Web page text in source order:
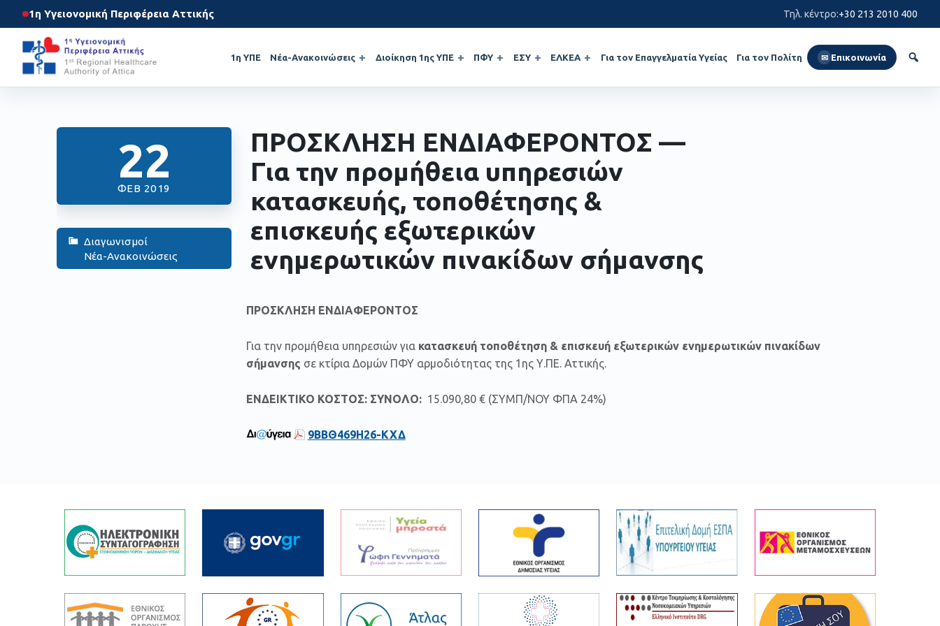
1η Υγειονομική Περιφέρεια Αττικής Τηλ. κέντρο:+30 213 2010 400
1η ΥΠΕ Νέα-Ανακοινώσεις Διοίκηση 1ης ΥΠΕ ΠΦΥ ΕΣΥ ΕΛΚΕΑ Για τον Επαγγελματία Υγείας Για τον Πολίτη ✉ Επικοινωνία
22
ΦΕΒ 2019
Διαγωνισμοί
Νέα-Ανακοινώσεις
ΠΡΟΣΚΛΗΣΗ ΕΝΔΙΑΦΕΡΟΝΤΟΣ —
Για την προμήθεια υπηρεσιών
κατασκευής, τοποθέτησης &
επισκευής εξωτερικών
ενημερωτικών πινακίδων σήμανσης
ΠΡΟΣΚΛΗΣΗ ΕΝΔΙΑΦΕΡΟΝΤΟΣ
Για την προμήθεια υπηρεσιών για κατασκευή τοποθέτηση & επισκευή εξωτερικών ενημερωτικών πινακίδων
σήμανσης σε κτίρια Δομών ΠΦΥ αρμοδιότητας της 1ης Υ.ΠΕ. Αττικής.
ΕΝΔΕΙΚΤΙΚΟ ΚΟΣΤΟΣ: ΣΥΝΟΛΟ:15.090,80 € (ΣΥΜΠ/ΝΟΥ ΦΠΑ 24%)
9ΒΒΘ469Η26-ΚΧΔ